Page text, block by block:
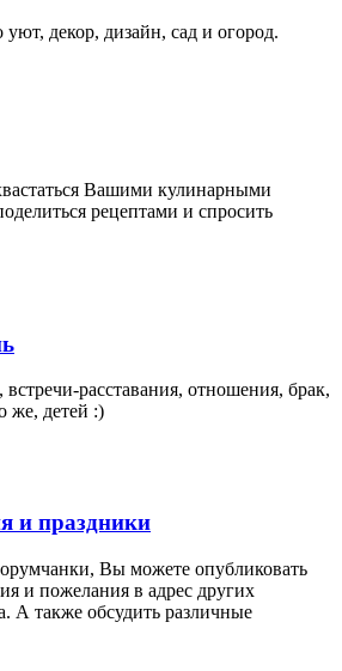
декор, дизайн, сад и огород.
Вашими кулинарными
рецептами и спросить
расставания, отношения, брак,
же, детей :)
и праздники
Вы можете опубликовать
и пожелания в адрес других
А также обсудить различные